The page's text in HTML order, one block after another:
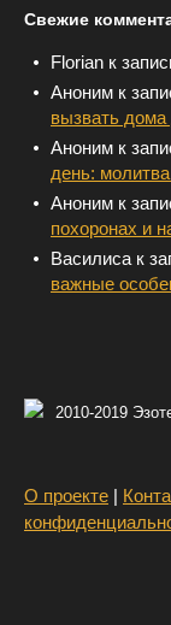
Свежие
Florian к
Аноним к
вызвать
Аноним к
день:
Аноним к
похоронах и
Василиса к
важные
2010-2019
О проекте |